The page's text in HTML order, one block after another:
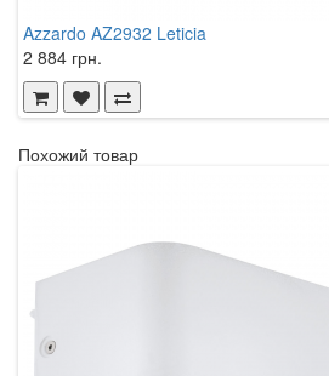
Azzardo AZ2932 Leticia
2 884 грн.
Похожий товар